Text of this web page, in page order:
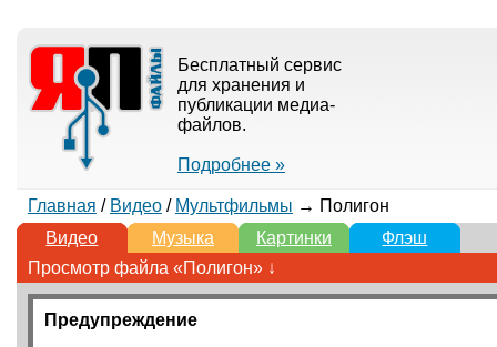
Бесплатный сервис
для хранения и
публикации медиа-
файлов.
Подробнее »
Главная / Видео/ Мультфильмы → Полигон
Видео
Музыка Картинки
Флэш
Просмотр файла «Полигон» ↓
Предупреждение